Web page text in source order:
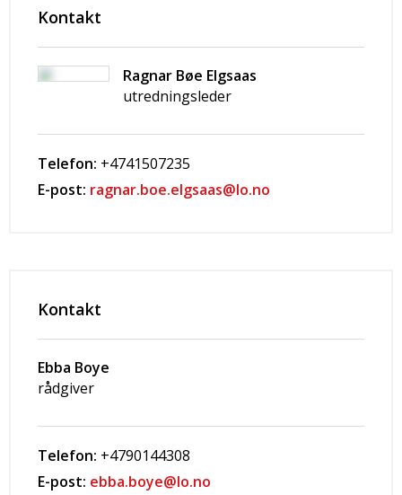
Kontakt
Ragnar Bøe Elgsaas
utredningsleder
Telefon: +4741507235
E-post: ragnar.boe.elgsaas@lo.no
Kontakt
Ebba Boye
rådgiver
Telefon: +4790144308
E-post: ebba.boye@lo.no